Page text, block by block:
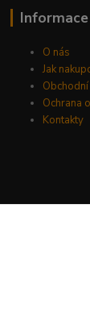
Informace
O nás
Jak
Ochrana
Kontakty